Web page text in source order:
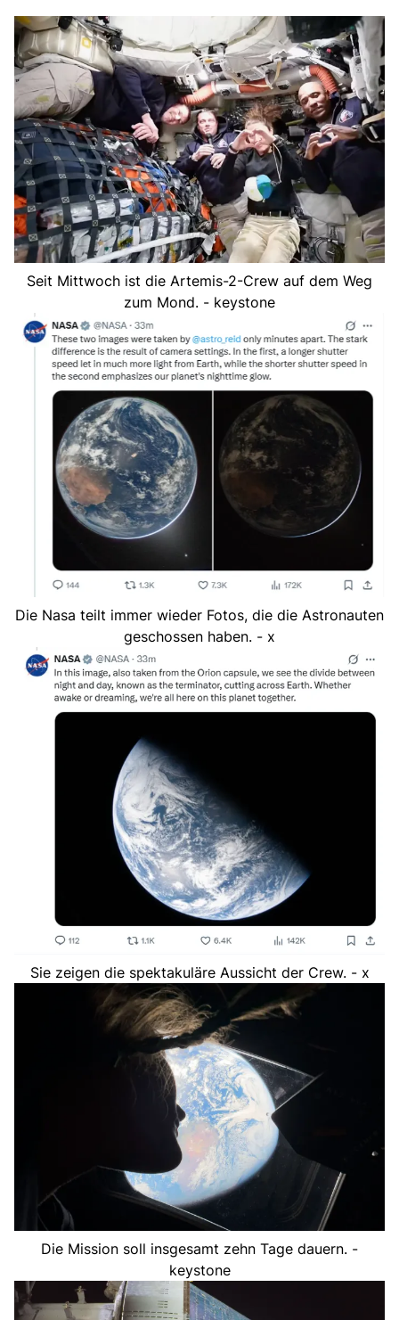
Seit Mittwoch ist die Artemis-2-Crew auf dem Weg
zum Mond. - keystone
Die Nasa teilt immer wieder Fotos, die die Astronauten
geschossen haben. - x
Sie zeigen die spektakuläre Aussicht der Crew. - x
Die Mission soll insgesamt zehn Tage dauern. -
keystone